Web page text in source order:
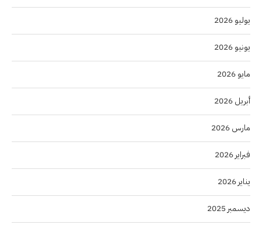
يوليو 2026
يونيو 2026
مايو 2026
أبريل 2026
مارس 2026
فبراير 2026
يناير 2026
ديسمبر 2025